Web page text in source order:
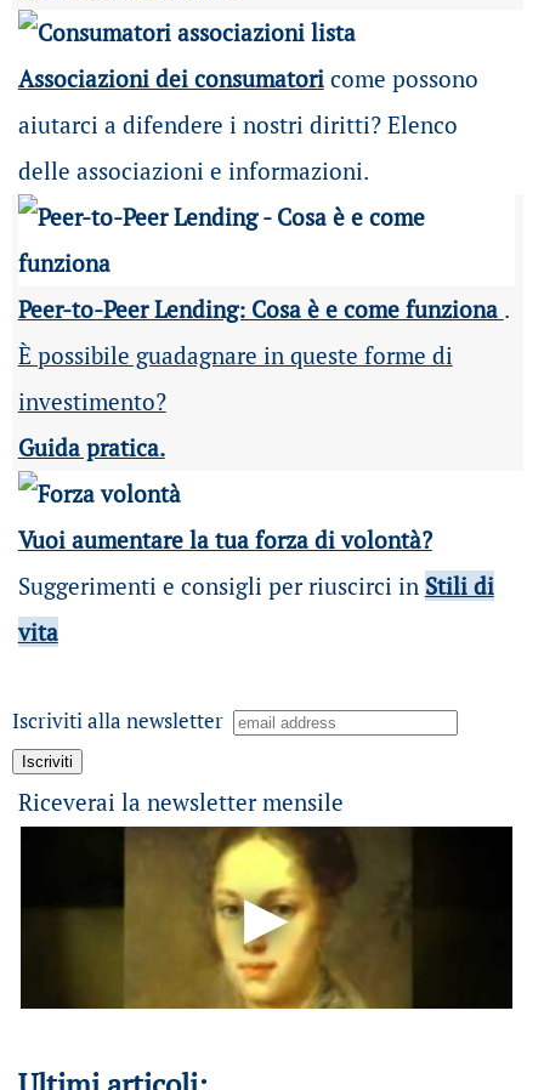
Associazioni dei consumatoricome possono
aiutarci a difendere i nostri diritti? Elenco
delle associazioni e informazioni.
Peer-to-Peer Lending: Cosa è e come funziona .
È possibile guadagnare in queste forme di
investimento?
Guida pratica.
Vuoi aumentare la tua forza di volontà?
Suggerimenti e consigli per riuscirci in Stili di
vita
Iscriviti alla newsletter
Riceverai la newsletter mensile